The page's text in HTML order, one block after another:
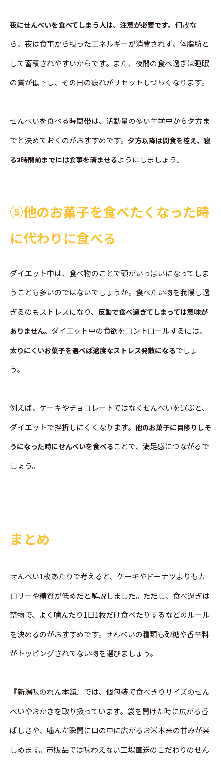
夜にせんべいを食べてしまう人は、注意が必要です。 何故な
ら、夜は食事から摂ったエネルギーが消費されず、体脂肪と
して蓄積されやすいからです。また、夜間の食べ過ぎは睡眠
の質が低下し、その日の疲れがリセットしづらくなります。
せんべいを食べる時間帯は、活動量の多い午前中から夕方ま
でと決めておくのがおすすめです。 夕方以降は間食を控え、寝
る3時間前までには食事を済ませるようにしましょう。
➄他のお菓子を食べたくなった時
に代わりに食べる
ダイエット中は、食べ物のことで頭がいっぱいになってしま
うことも多いのではないでしょうか。食べたい物を我慢し過
ぎるのもストレスになり、 反動で食べ過ぎてしまっては意味が
ありません。 ダイエット中の食欲をコントロールするには、
太りにくいお菓子を選べば適度なストレス発散になるでしょ
う。
例えば、ケーキやチョコレートではなくせんべいを選ぶと、
ダイエットで挫折しにくくなります。 他のお菓子に目移りしそ
うになった時にせんべいを食べることで、満足感につながるで
しょう。
まとめ
せんべい1枚あたりで考えると、ケーキやドーナツよりもカ
ロリーや糖質が低めだと解説しました。ただし、食べ過ぎは
禁物で、よく噛んだり1日1枚だけ食べたりするなどのルール
を決めるのがおすすめです。せんべいの種類も砂糖や香辛料
がトッピングされてない物を選びましょう。
『新潟味のれん本舗』では、個包装で食べきりサイズのせん
べいやおかきを取り扱っています。袋を開けた時に広がる香
ばしさや、噛んだ瞬間に口の中に広がるお米本来の甘みが楽
しめます。市販品では味わえない工場直送のこだわりのせん